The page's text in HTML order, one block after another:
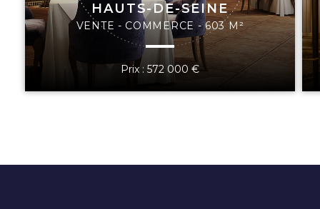
HAUTS-DE-SEINE
VENTE - COMMERCE - 603 M²
Prix : 572 000 €